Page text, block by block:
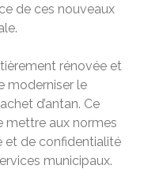
de ces nouveaux
rénovée et
moderniser le
d’antan. Ce
mettre aux normes
et de confidentialité
municipaux.